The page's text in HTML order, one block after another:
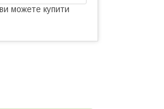
можете купити